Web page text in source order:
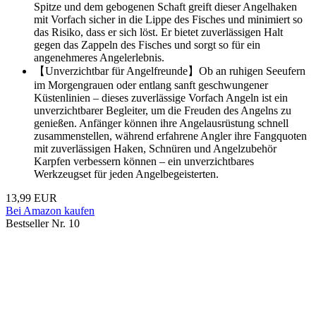
Spitze und dem gebogenen Schaft greift dieser Angelhaken
mit Vorfach sicher in die Lippe des Fisches und minimiert so
das Risiko, dass er sich löst. Er bietet zuverlässigen Halt
gegen das Zappeln des Fisches und sorgt so für ein
angenehmeres Angelerlebnis.
【Unverzichtbar für Angelfreunde】Ob an ruhigen Seeufern
im Morgengrauen oder entlang sanft geschwungener
Küstenlinien – dieses zuverlässige Vorfach Angeln ist ein
unverzichtbarer Begleiter, um die Freuden des Angelns zu
genießen. Anfänger können ihre Angelausrüstung schnell
zusammenstellen, während erfahrene Angler ihre Fangquoten
mit zuverlässigen Haken, Schnüren und Angelzubehör
Karpfen verbessern können – ein unverzichtbares
Werkzeugset für jeden Angelbegeisterten.
13,99 EUR
Bei Amazon kaufen
Bestseller Nr. 10